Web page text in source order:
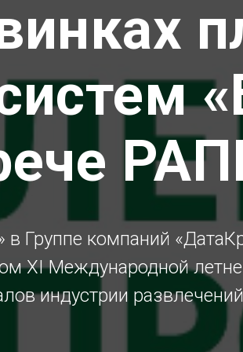
Группе компаний
XI Международной
индустрии развлечений